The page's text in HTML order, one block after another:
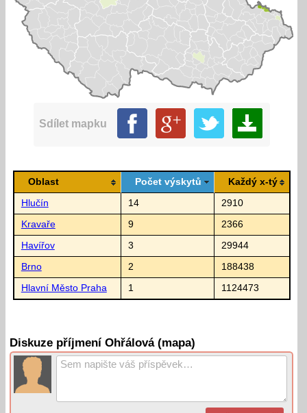
Sdílet mapku
Oblast Počet výskytů Každý x-tý
Hlučín 14 2910
Kravaře 9 2366
Havířov 3 29944
Brno 2 188438
Hlavní Město Praha 1 1124473
Diskuze příjmení Ohřálová (mapa)